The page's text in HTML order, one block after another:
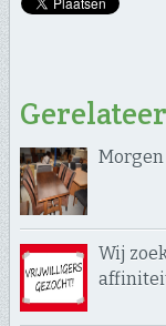
Morgen
Wij